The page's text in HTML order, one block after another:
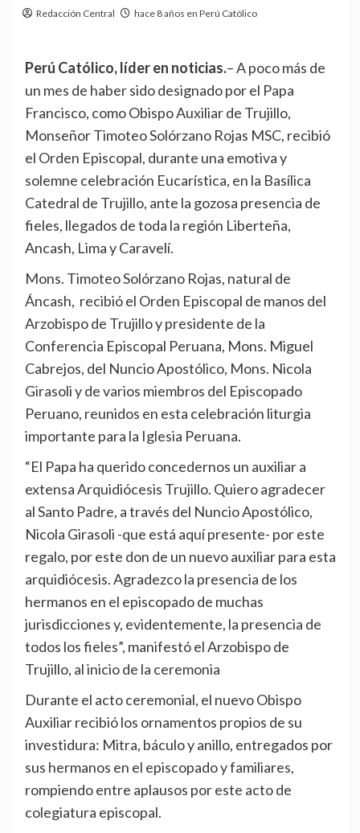
Redacción Central hace 8 años en Perú Católico
Perú Católico, líder en noticias.– A poco más de
un mes de haber sido designado por el Papa
Francisco, como Obispo Auxiliar de Trujillo,
Monseñor Timoteo Solórzano Rojas MSC, recibió
el Orden Episcopal, durante una emotiva y
solemne celebración Eucarística, en la Basílica
Catedral de Trujillo, ante la gozosa presencia de
fieles, llegados de toda la región Liberteña,
Ancash, Lima y Caravelí.
Mons. Timoteo Solórzano Rojas, natural de
Áncash, recibió el Orden Episcopal de manos del
Arzobispo de Trujillo y presidente de la
Conferencia Episcopal Peruana, Mons. Miguel
Cabrejos, del Nuncio Apostólico, Mons. Nicola
Girasoli y de varios miembros del Episcopado
Peruano, reunidos en esta celebración liturgia
importante para la Iglesia Peruana.
“El Papa ha querido concedernos un auxiliar a
extensa Arquidiócesis Trujillo. Quiero agradecer
al Santo Padre, a través del Nuncio Apostólico,
Nicola Girasoli -que está aquí presente- por este
regalo, por este don de un nuevo auxiliar para esta
arquidiócesis. Agradezco la presencia de los
hermanos en el episcopado de muchas
jurisdicciones y, evidentemente, la presencia de
todos los fieles”, manifestó el Arzobispo de
Trujillo, al inicio de la ceremonia
Durante el acto ceremonial, el nuevo Obispo
Auxiliar recibió los ornamentos propios de su
investidura: Mitra, báculo y anillo, entregados por
sus hermanos en el episcopado y familiares,
rompiendo entre aplausos por este acto de
colegiatura episcopal.